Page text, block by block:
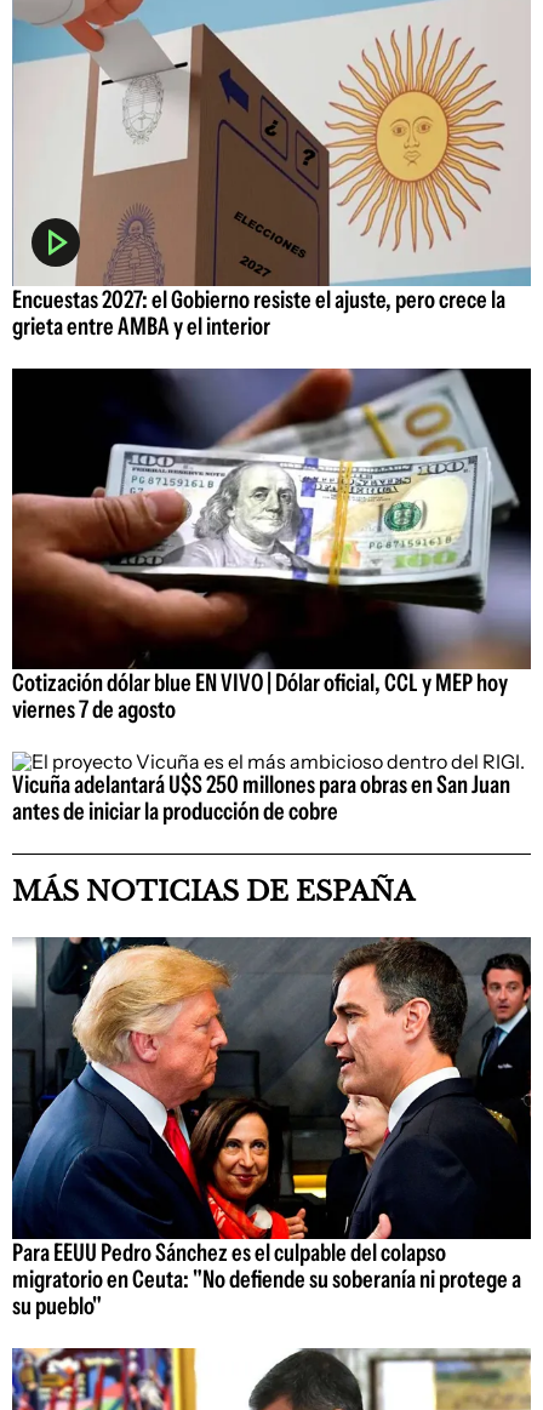
Encuestas 2027: el Gobierno resiste el ajuste, pero crece la
grieta entre AMBA y el interior
Cotización dólar blue EN VIVO | Dólar oficial, CCL y MEP hoy
viernes 7 de agosto
Vicuña adelantará U$S 250 millones para obras en San Juan
antes de iniciar la producción de cobre
MÁS NOTICIAS DE ESPAÑA
Para EEUU Pedro Sánchez es el culpable del colapso
migratorio en Ceuta: "No defiende su soberanía ni protege a
su pueblo"